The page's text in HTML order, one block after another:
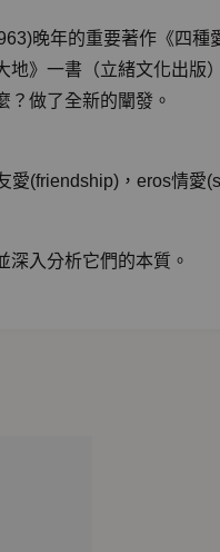
晚年的重要著作《四
》一書（立緒文化出
？做了全新的闡發。
(friendship)，eros情愛
深入分析它們的本質。